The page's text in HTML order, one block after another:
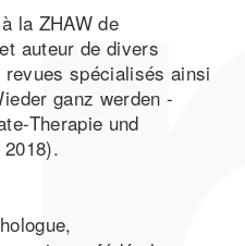
la ZHAW de
auteur de divers
spécialisés ainsi
ganz werden -
Therapie und